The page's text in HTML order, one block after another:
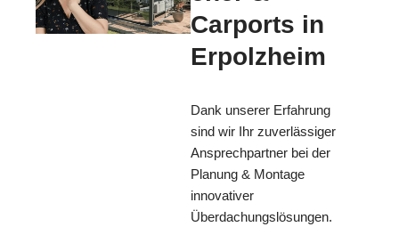
Carports in
Erpolzheim
Dank unserer Erfahrung
sind wir Ihr zuverlässiger
Ansprechpartner bei der
Planung & Montage
innovativer
Überdachungslösungen.